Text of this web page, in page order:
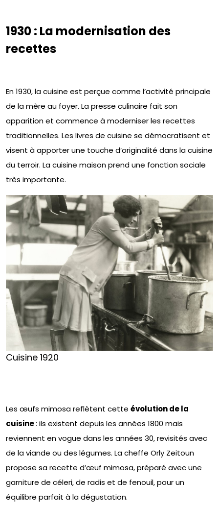
1930 : La modernisation des
recettes
En 1930, la cuisine est perçue comme l’activité principale
de la mère au foyer. La presse culinaire fait son
apparition et commence à moderniser les recettes
traditionnelles. Les livres de cuisine se démocratisent et
visent à apporter une touche d’originalité dans la cuisine
du terroir. La cuisine maison prend une fonction sociale
très importante.
Cuisine 1920
Les œufs mimosa reflètent cette évolution de la
cuisine: ils existent depuis les années 1800 mais
reviennent en vogue dans les années 30, revisités avec
de la viande ou des légumes. La cheffe Orly Zeitoun
propose sa recette d’œuf mimosa, préparé avec une
garniture de céleri, de radis et de fenouil, pour un
équilibre parfait à la dégustation.